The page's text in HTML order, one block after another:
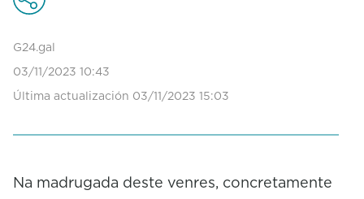
G24.gal
03/11/2023 10:43
Última actualización 03/11/2023 15:03
Na madrugada deste venres, concretamente